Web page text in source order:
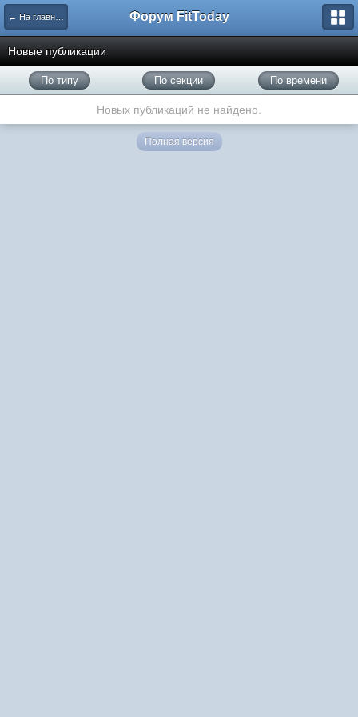
← На главную Форум FitToday
Новые публикации
По типу По секции По времени
Новых публикаций не найдено.
Полная версия